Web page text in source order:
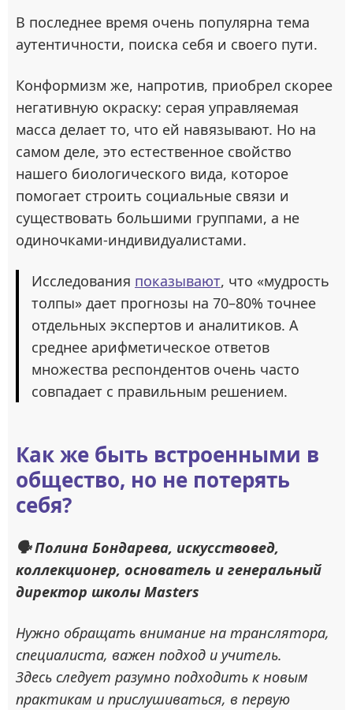
В последнее время очень популярна тема
аутентичности, поиска себя и своего пути.
Конформизм же, напротив, приобрел скорее
негативную окраску: серая управляемая
масса делает то, что ей навязывают. Но на
самом деле, это естественное свойство
нашего биологического вида, которое
помогает строить социальные связи и
существовать большими группами, а не
одиночками-индивидуалистами.
Исследования показывают, что «мудрость
толпы» дает прогнозы на 70–80% точнее
отдельных экспертов и аналитиков. А
среднее арифметическое ответов
множества респондентов очень часто
совпадает с правильным решением.
Как же быть встроенными в
общество, но не потерять
себя?
🗣 Полина Бондарева, искусствовед,
коллекционер, основатель и генеральный
директор школы Masters
Нужно обращать внимание на транслятора,
специалиста, важен подход и учитель.
Здесь следует разумно подходить к новым
практикам и прислушиваться, в первую